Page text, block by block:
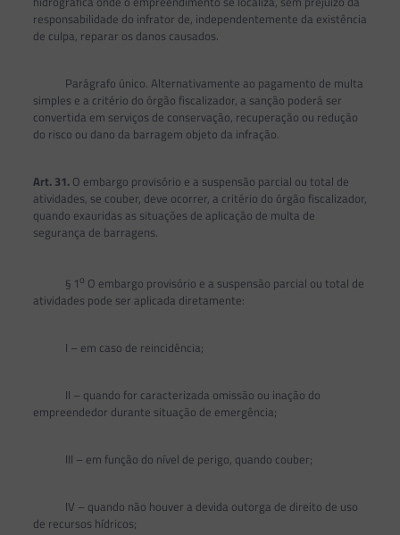
responsabilidade do infrator de, independentemente da existência
de culpa, reparar os danos causados.
Parágrafo único. Alternativamente ao pagamento de multa
simples e a critério do órgão fiscalizador, a sanção poderá ser
convertida em serviços de conservação, recuperação ou redução
do risco ou dano da barragem objeto da infração.
Art. 31.O embargo provisório e a suspensão parcial ou total de
atividades, se couber, deve ocorrer, a critério do órgão fiscalizador,
quando exauridas as situações de aplicação de multa de
segurança de barragens.
§ 1o O embargo provisório e a suspensão parcial ou total de
atividades pode ser aplicada diretamente:
I – em caso de reincidência;
II – quando for caracterizada omissão ou inação do
empreendedor durante situação de emergência;
III – em função do nível de perigo, quando couber;
IV – quando não houver a devida outorga de direito de uso
de recursos hídricos;